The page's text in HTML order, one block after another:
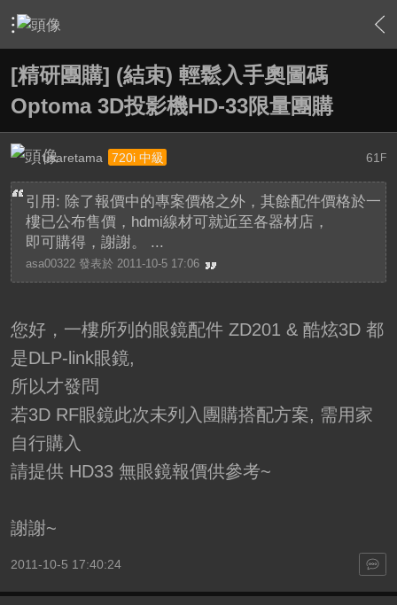
› 敗家特區 For Sale or Trade › 一起團購區 Group Buy › 內
[精研團購] (結束) 輕鬆入手奧圖碼
Optoma 3D投影機HD-33限量團購
61 F
usaretama 720i 中級
引用: 除了報價中的專案價格之外，其餘配件價格於一
樓已公布售價，hdmi線材可就近至各器材店，
即可購得，謝謝。 ...
asa00322 發表於 2011-10-5 17:06
您好，一樓所列的眼鏡配件 ZD201 & 酷炫3D 都
是DLP-link眼鏡,
所以才發問
若3D RF眼鏡此次未列入團購搭配方案, 需用家
自行購入
請提供 HD33 無眼鏡報價供參考~
謝謝~
2011-10-5 17:40:24